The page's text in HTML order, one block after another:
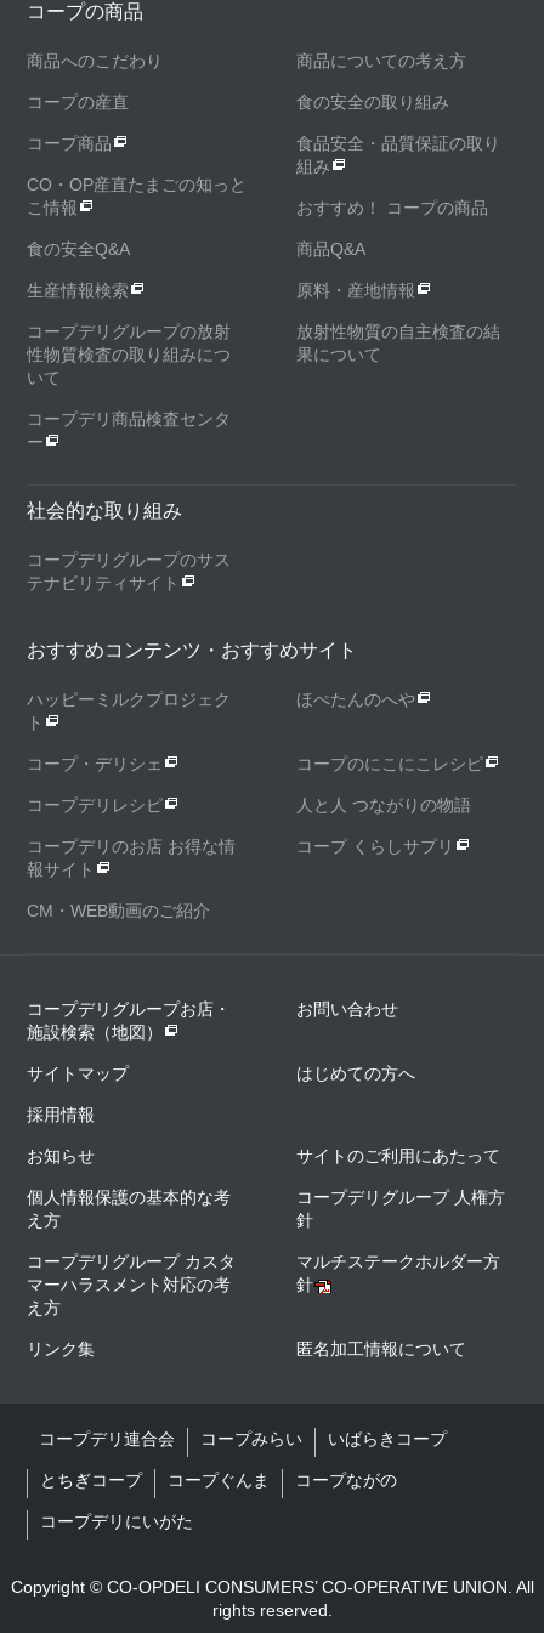
コープの商品
商品へのこだわり 商品についての考え方
コープの産直 食の安全の取り組み
コープ商品
食品安全・品質保証の取り
組み
CO・OP産直たまごの知っと
こ情報
おすすめ！ コープの商品
食の安全Q&A 商品Q&A
生産情報検索 原料・産地情報
コープデリグループの放射
性物質検査の取り組みにつ
いて
放射性物質の自主検査の結
果について
コープデリ商品検査センタ
ー
社会的な取り組み
コープデリグループのサス
テナビリティサイト
おすすめコンテンツ・おすすめサイト
ハッピーミルクプロジェク
ト
ほぺたんのへや
コープ・デリシェ コープのにこにこレシピ
コープデリレシピ 人と人 つながりの物語
コープデリのお店 お得な情
報サイト
コープ くらしサプリ
CM・WEB動画のご紹介
コープデリグループお店・
施設検索（地図）
お問い合わせ
サイトマップ はじめての方へ
採用情報
お知らせ サイトのご利用にあたって
個人情報保護の基本的な考
え方
コープデリグループ 人権方
針
コープデリグループ カスタ
マーハラスメント対応の考
え方
マルチステークホルダー方
針
リンク集 匿名加工情報について
コープデリ連合会 コープみらい いばらきコープ
とちぎコープ コープぐんま コープながの
コープデリにいがた
Copyright © CO-OPDELI CONSUMERS’ CO-OPERATIVE UNION. All
rights reserved.